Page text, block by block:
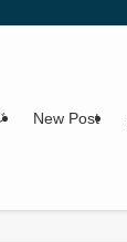
New Post